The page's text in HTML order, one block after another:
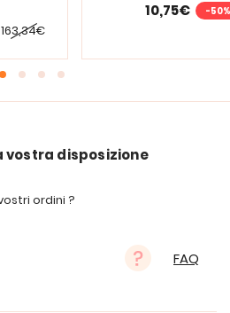
163,34€
10,75€ -50%
vostra disposizione
ordini ?
FAQ